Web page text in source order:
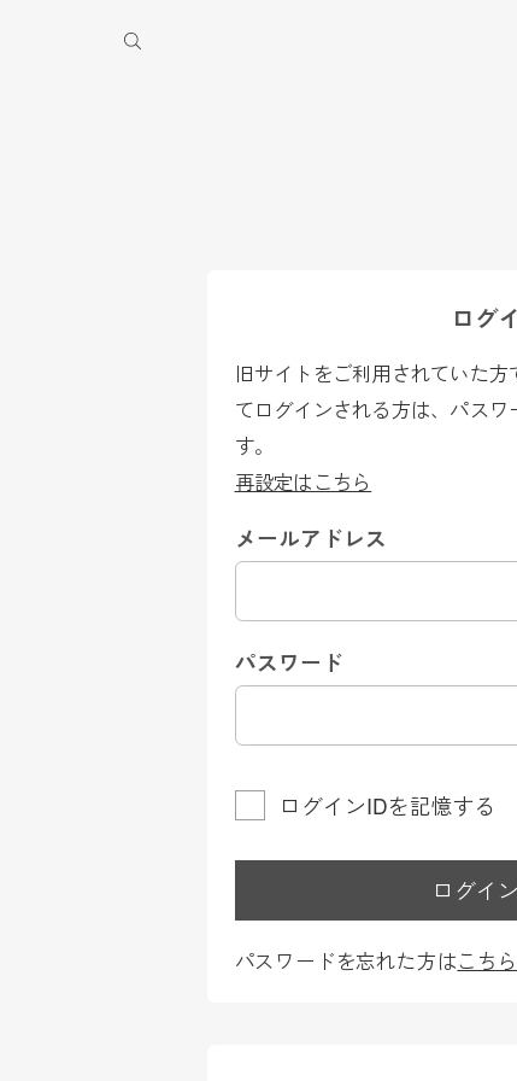
休業のお知らせ
ログ
旧サイトをご利用されていた
てログインされる方は、パス
す。
再設定はこちら
メールアドレス
パスワード
ログインIDを記憶する
ログイ
パスワードを忘れた方はこちら